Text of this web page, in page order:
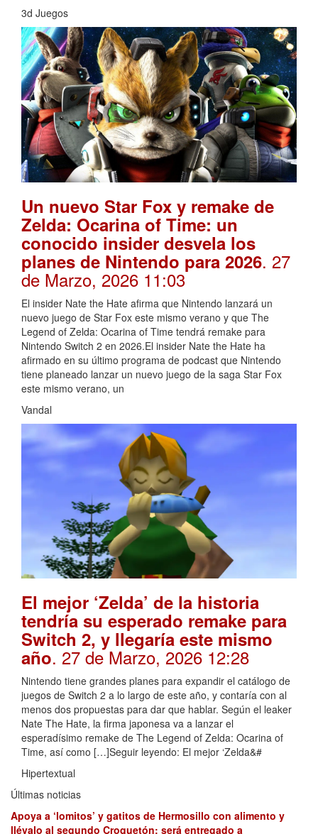
3d Juegos
Un nuevo Star Fox y remake de
Zelda: Ocarina of Time: un
conocido insider desvela los
planes de Nintendo para 2026. 27
de Marzo, 2026 11:03
El insider Nate the Hate afirma que Nintendo lanzará un
nuevo juego de Star Fox este mismo verano y que The
Legend of Zelda: Ocarina of Time tendrá remake para
Nintendo Switch 2 en 2026.El insider Nate the Hate ha
afirmado en su último programa de podcast que Nintendo
tiene planeado lanzar un nuevo juego de la saga Star Fox
este mismo verano, un
Vandal
El mejor ‘Zelda’ de la historia
tendría su esperado remake para
Switch 2, y llegaría este mismo
año. 27 de Marzo, 2026 12:28
Nintendo tiene grandes planes para expandir el catálogo de
juegos de Switch 2 a lo largo de este año, y contaría con al
menos dos propuestas para dar que hablar. Según el leaker
Nate The Hate, la firma japonesa va a lanzar el
esperadísimo remake de The Legend of Zelda: Ocarina of
Time, así como […]Seguir leyendo: El mejor ‘Zelda&#
Hipertextual
Últimas noticias
Apoya a ‘lomitos’ y gatitos de Hermosillo con alimento y
llévalo al segundo Croquetón; será entregado a